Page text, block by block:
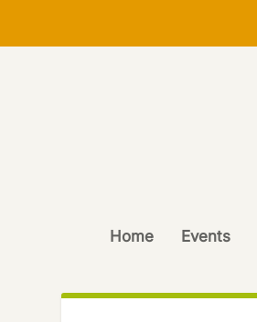
Home Events